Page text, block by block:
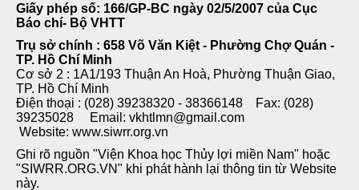
Giấy phép số: 166/GP-BC ngày 02/5/2007 của Cục
Báo chí- Bộ VHTT
Trụ sở chính : 658 Võ Văn Kiệt - Phường Chợ Quán -
TP. Hồ Chí Minh
Cơ sở 2 : 1A1/193 Thuận An Hoà, Phường Thuận Giao,
TP. Hồ Chí Minh
Điện thoại : (028) 39238320 - 38366148 Fax: (028)
39235028 Email: vkhtlmn@gmail.com
Website: www.siwrr.org.vn
Ghi rõ nguồn "Viện Khoa học Thủy lợi miền Nam" hoặc
"SIWRR.ORG.VN" khi phát hành lại thông tin từ Website
này.